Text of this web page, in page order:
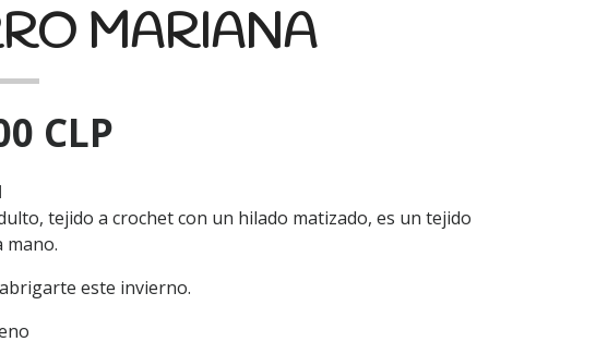
MARIANA
CLP
tejido a crochet con un hilado matizado, es un tejido
mano.
este invierno.